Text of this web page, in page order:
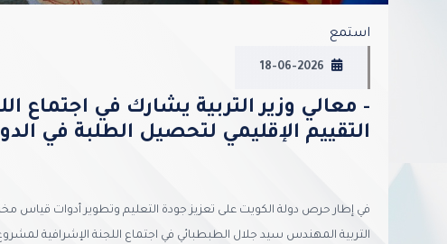
استمع
18-06-2026
- معالي وزير التربية يشارك في اجتماع
التقييم الإقليمي لتحصيل الطلبة في
في إطار حرص دولة الكويت على تعزيز جودة التعليم وتطوير أدوات قياس
التربية المهندس سيد جلال الطبطبائي في اجتماع اللجنة الإشرافية